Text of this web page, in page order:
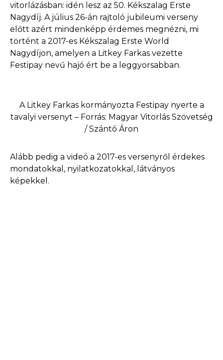
vitorlázásban: idén lesz az 50. Kékszalag Erste
Nagydíj. A július 26-án rajtoló jubileumi verseny
előtt azért mindenképp érdemes megnézni, mi
történt a 2017-es Kékszalag Erste World
Nagydíjon, amelyen a Litkey Farkas vezette
Festipay nevű hajó ért be a leggyorsabban.
A Litkey Farkas kormányozta Festipay nyerte a
tavalyi versenyt – Forrás: Magyar Vitorlás Szövetség
/ Szántó Áron
Alább pedig a videó a 2017-es versenyről érdekes
mondatokkal, nyilatkozatokkal, látványos
képekkel.